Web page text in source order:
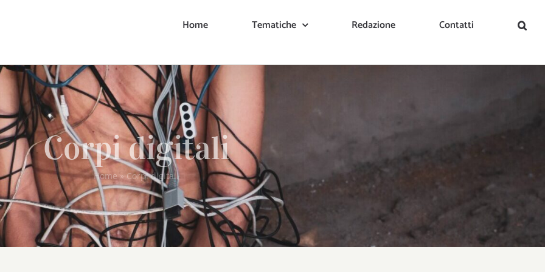
Home Tematiche Redazione Contatti
Corpi digitali
Home»Corpi digitali